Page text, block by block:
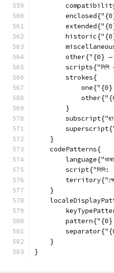
enclosed{"{0}
extended{"{0}
historic{"{0}
other{"{0} —
scripts{"লিপি
        strokes{
one{"{0}
        }
    }
    codePatterns{
script{"লিপি:
    }
    }
}